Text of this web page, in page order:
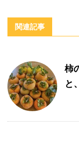
関連記事
柿
と